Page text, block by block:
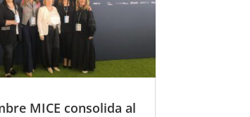
MICE consolida al